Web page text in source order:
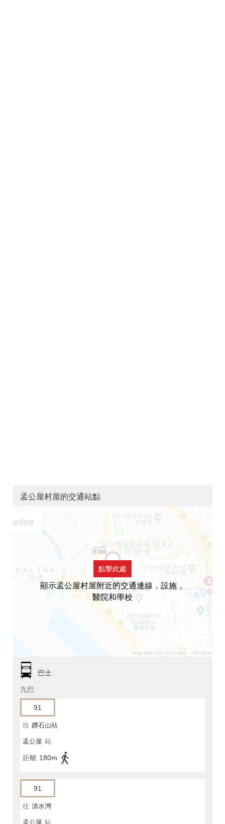
孟公屋村屋的交通站點
點擊此處
顯示孟公屋村屋附近的交通連線，設施，
醫院和學校
巴士
九巴
91
往 鑽石山站
孟公屋 站
距離 180m
91
往 清水灣
孟公屋 站